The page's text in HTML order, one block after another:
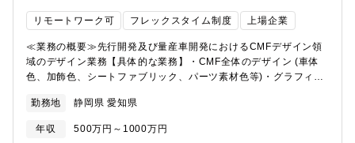
点としてイタリア、インドがあります。その現地デザイナーやモ
デラ―、または設計者とのコミュニケ―ションが必要となりま
す。≪求める人物像≫「素直な人。 チーム貢献できる人。 解
決力をもつ人。」・お客様の声に寄り添い、真摯に考えることが
できる人・他者の考えを認め、率直なコミュニケーションが取れ
とに、実行できる人
には以下のような研修・教育があります。・全社教育：役職者研
修、部門別研修 等・自己研鑽プログラム：英会話やプログラミ
ものなど多数あります。≪キャリアプラン≫【役職】係長、将来
的に管理職へとキャリアアップすることができます。ご自身のデ
ザイン能力が優れていることはもちろんですが、会社の定める英
語能力や素質などの条件が揃えば、キャリアアップは可能です。
きく、決断力が求められます。その分、個の成長・やりがいにつ
リモートワーク可 フレックスタイム制度 上場企業
≪業務の概要≫先行開発及び量産車開発におけるCMFデザイン領
域のデザイン業務【具体的な業務】・CMF全体のデザイン (車体
色、加飾色、シートファブリック、パーツ素材色等)・グラフィッ
ザイン領域のトレンドリサーチや市場分析・CMFデザイン領域に
おけるコンセプト立案と世界観構築・製品化に向けた関係部門と
の折衝、指示書の作成など他の領域のデザイナーと協業し車両の
勤務地 静岡県 愛知県
年収 500万円～1000万円